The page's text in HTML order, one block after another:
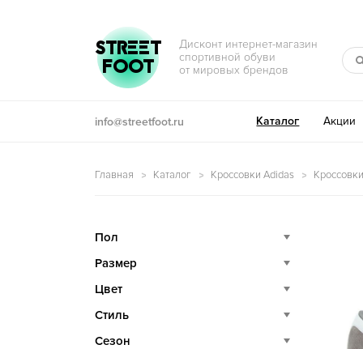
Перейти к навигации
Перейти к содержимому
STREET
FOOT
Дисконт интернет-магазин
спортивной обуви
от мировых брендов
info@streetfoot.ru Каталог Акции
Главная Каталог Кроссовки Adidas
Пол
Размер
Цвет
Стиль
Сезон